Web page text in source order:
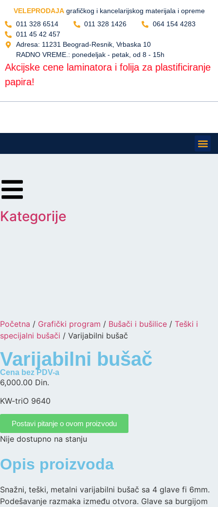
VELEPRODAJAgrafičkog i kancelarijskog materijala i opreme
011 328 6514
011 328 1426
064 154 4283
011 45 42 457
Adresa: 11231 Beograd-Resnik, Vrbaska 10
RADNO VREME.: ponedeljak - petak, od 8 - 15h
Akcijske cene laminatora i folija za plastificiranje
papira!
Kategorije
Početna / Grafički program / Bušači i bušilice / Teški i
specijalni bušači / Varijabilni bušač
Varijabilni bušač
Cena bez PDV-a
6,000.00 Din.
KW-triO 9640
Postavi pitanje o ovom proizvodu
Nije dostupno na stanju
Opis proizvoda
Snažni, teški, metalni varijabilni bušač sa 4 glave fi 6mm.
Podešavanje razmaka između otvora. Glave sa burgijom